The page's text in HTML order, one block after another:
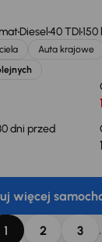
Diesel40 TDI150
Auta krajowe
dni przed
więcej
1 2 3